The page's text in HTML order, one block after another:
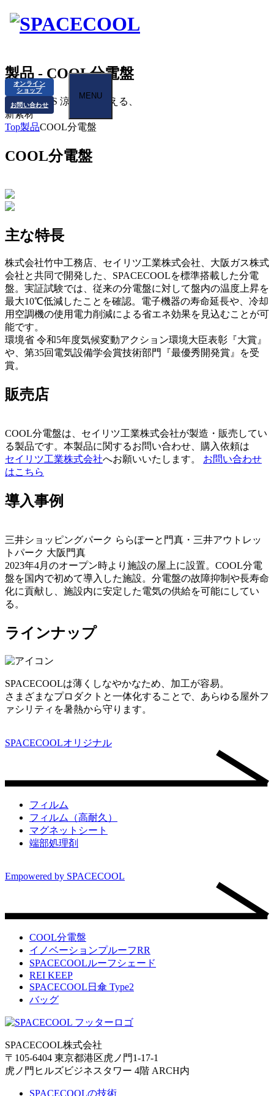
オンライン
ショップ
お問い合わせ
MENU
製品 - COOL分電盤
PRODUCTS 涼しいを変える、
新素材
Top製品COOL分電盤
COOL分電盤
主な特長
株式会社竹中工務店、セイリツ工業株式会社、大阪ガス株式
会社と共同で開発した、SPACECOOLを標準搭載した分電
盤。実証試験では、従来の分電盤に対して盤内の温度上昇を
最大10℃低減したことを確認。電子機器の寿命延長や、冷却
用空調機の使用電力削減による省エネ効果を見込むことが可
能です。
環境省 令和5年度気候変動アクション環境大臣表彰『大賞』
や、第35回電気設備学会賞技術部門『最優秀開発賞』を受
賞。
販売店
COOL分電盤は、セイリツ工業株式会社が製造・販売してい
る製品です。本製品に関するお問い合わせ、購入依頼は
セイリツ工業株式会社へお願いいたします。 お問い合わせ
はこちら
導入事例
三井ショッピングパーク ららぽーと門真・三井アウトレッ
トパーク 大阪門真
2023年4月のオープン時より施設の屋上に設置。COOL分電
盤を国内で初めて導入した施設。分電盤の故障抑制や長寿命
化に貢献し、施設内に安定した電気の供給を可能にしてい
る。
ラインナップ
SPACECOOLは薄くしなやかなため、加工が容易。
さまざまなプロダクトと一体化することで、あらゆる屋外フ
ァシリティを暑熱から守ります。
SPACECOOLオリジナル
フィルム
フィルム（高耐久）
マグネットシート
端部処理剤
Empowered by SPACECOOL
COOL分電盤
イノベーションプルーフRR
SPACECOOLルーフシェード
REI KEEP
SPACECOOL日傘 Type2
バッグ
SPACECOOL株式会社
〒105-6404 東京都港区虎ノ門1-17-1
虎ノ門ヒルズビジネスタワー 4階 ARCH内
SPACECOOLの技術